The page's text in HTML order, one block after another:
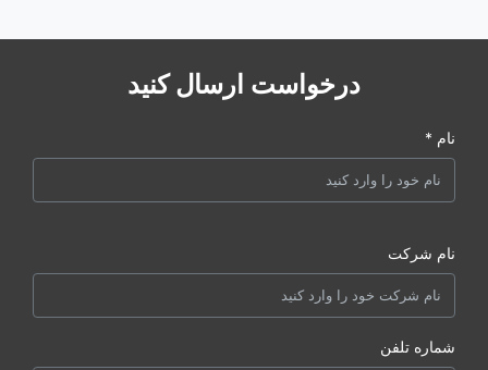
درخواست ارسال کنید
نام *
نام شرکت
شماره تلفن